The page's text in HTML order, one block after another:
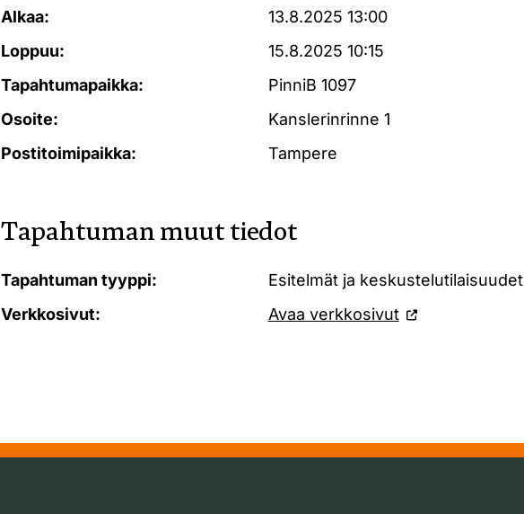
Alkaa:
13.8.2025 13:00
Loppuu:
15.8.2025 10:15
Tapahtumapaikka:
PinniB 1097
Osoite:
Kanslerinrinne 1
Postitoimipaikka:
Tampere
Tapahtuman muut tiedot
Tapahtuman tyyppi:
Esitelmät ja keskustelutilaisuudet
Verkkosivut:
Avaa verkkosivut